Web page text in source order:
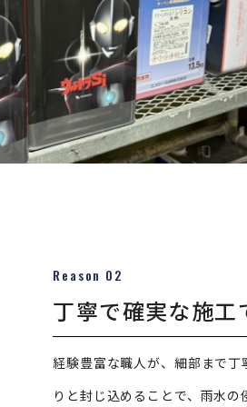
Reason 02
丁寧で確実な施
経験豊富な職人が、細部まで
りと封じ込めることで、雨水